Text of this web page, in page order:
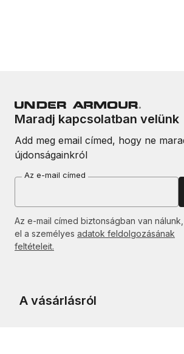
Maradj kapcsolatban velünk
Add meg email címed, hogy ne
újdonságainkról
Az e-mail címed
Az e-mail címed biztonságban van
el a személyes adatok feldolgozásának
feltételeit.
A vásárlásról